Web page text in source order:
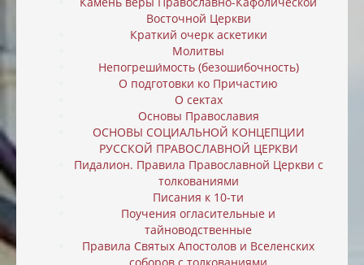
Восточной Церкви
Краткий очерк аскетики
Молитвы
Непогреши́мость (безошибочность)
О подготовки ко Причастию
О сектах
Основы Православия
ОСНОВЫ СОЦИАЛЬНОЙ КОНЦЕПЦИИ
РУССКОЙ ПРАВОСЛАВНОЙ ЦЕРКВИ
Пидалион. Правила Православной Церкви с
толкованиями
Писания к 10-ти
Поучения огласительные и
тайноводственные
Правила Святых Апостолов и Вселенских